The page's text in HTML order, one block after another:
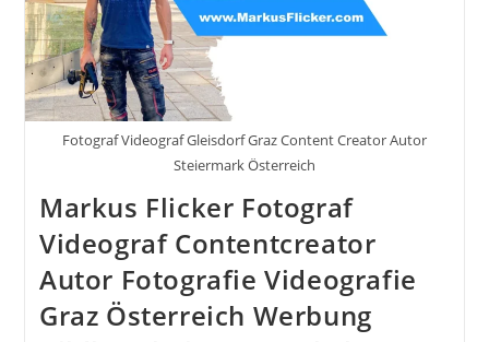
Der
Mikroabenteuer:
Kleine
Auszeiten
Für
Große
Erlebnisse
Fotograf Videograf Gleisdorf Graz Content Creator Autor
Steiermark Österreich
Markus Flicker Fotograf
Videograf Contentcreator
Autor Fotografie Videografie
Graz Österreich Werbung